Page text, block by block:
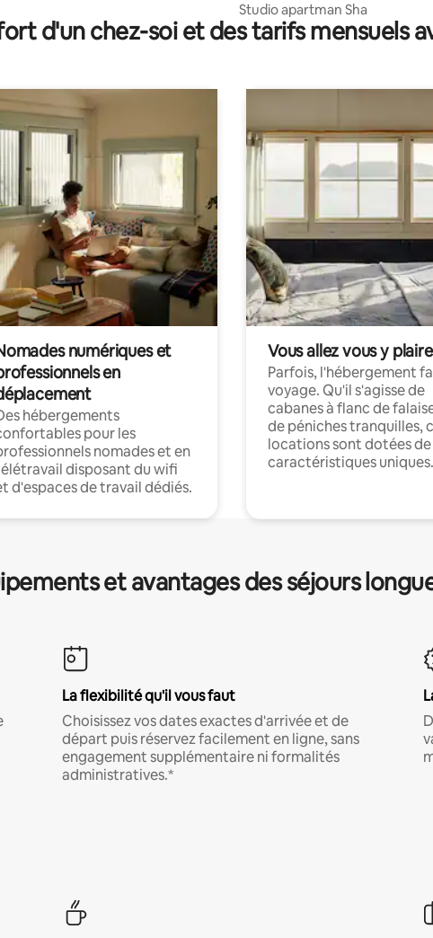
Studio apartman Sha
d'un chez-soi et des tarifs mensuels
numériques et
en
hébergements
pour les
nomades et en
disposant du wifi
d'espaces de travail dédiés.
Vous allez vous y plaire
Parfois, l'hébergement
voyage. Qu'il s'agisse de
cabanes à flanc de
de péniches tranquilles,
locations sont dotées de
caractéristiques uniques.
et avantages des séjours
La flexibilité qu'il vous faut
Choisissez vos dates exactes d'arrivée et de
départ puis réservez facilement en ligne, sans
engagement supplémentaire ni formalités
administratives.*